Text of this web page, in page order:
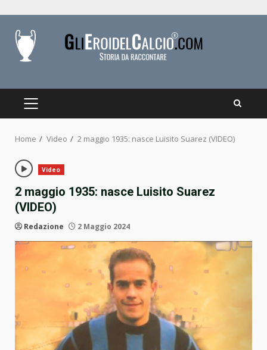
content
PRIMARY
Home Video 2 maggio 1935: nasce Luisito Suarez (VIDEO)
Video
2 maggio 1935: nasce Luisito Suarez
(VIDEO)
Redazione 2 Maggio 2024